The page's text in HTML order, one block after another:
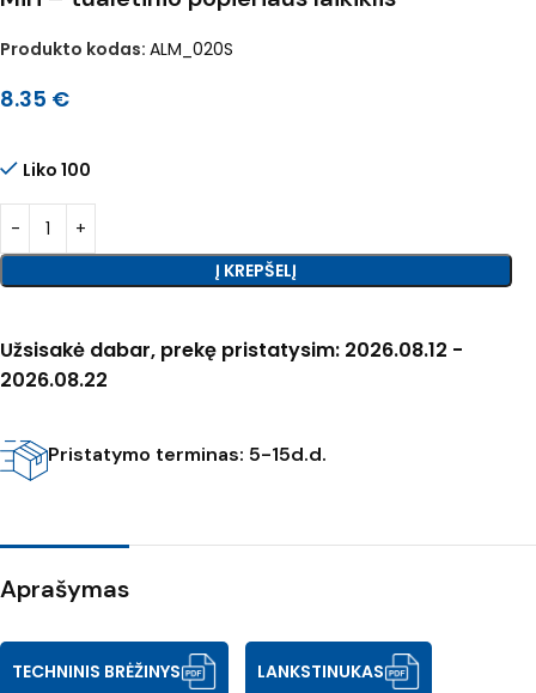
Produkto kodas: ALM_020S
8.35 €
Liko 100
Į KREPŠELĮ
Užsisakė dabar, prekę pristatysim: 2026.08.12 -
2026.08.22
Pristatymo terminas: 5-15d.d.
Aprašymas
TECHNINIS BRĖŽINYS LANKSTINUKAS